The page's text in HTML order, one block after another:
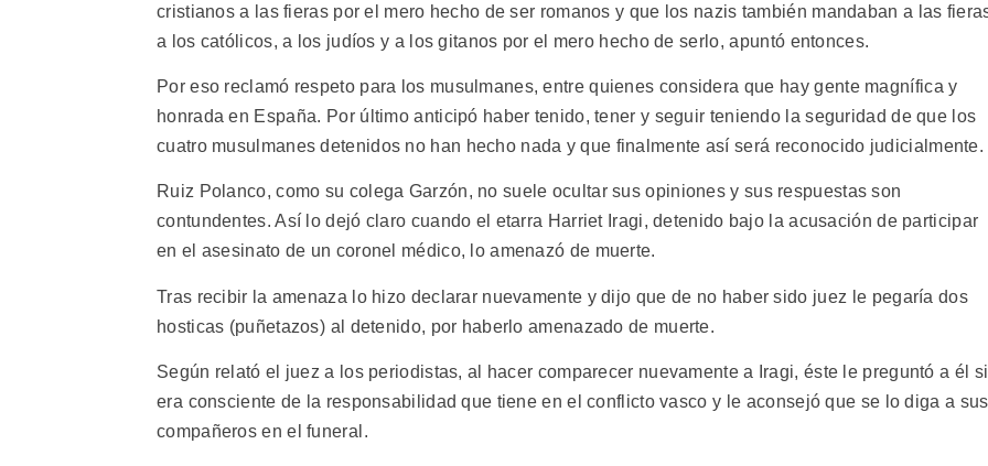
cristianos a las fieras por el mero hecho de ser romanos y que los nazis también mandaban a las
a los católicos, a los judíos y a los gitanos por el mero hecho de serlo, apuntó entonces.
Por eso reclamó respeto para los musulmanes, entre quienes considera que hay gente magnífica y
honrada en España. Por último anticipó haber tenido, tener y seguir teniendo la seguridad de que los
cuatro musulmanes detenidos no han hecho nada y que finalmente así será reconocido judicialmente.
Ruiz Polanco, como su colega Garzón, no suele ocultar sus opiniones y sus respuestas son
contundentes. Así lo dejó claro cuando el etarra Harriet Iragi, detenido bajo la acusación de participar
en el asesinato de un coronel médico, lo amenazó de muerte.
Tras recibir la amenaza lo hizo declarar nuevamente y dijo que de no haber sido juez le pegaría dos
hosticas (puñetazos) al detenido, por haberlo amenazado de muerte.
Según relató el juez a los periodistas, al hacer comparecer nuevamente a Iragi, éste le preguntó a él si
era consciente de la responsabilidad que tiene en el conflicto vasco y le aconsejó que se lo diga a sus
compañeros en el funeral.